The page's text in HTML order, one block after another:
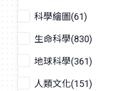
科學繪圖(61)
生命科學(830)
地球科學(361)
人類文化(151)